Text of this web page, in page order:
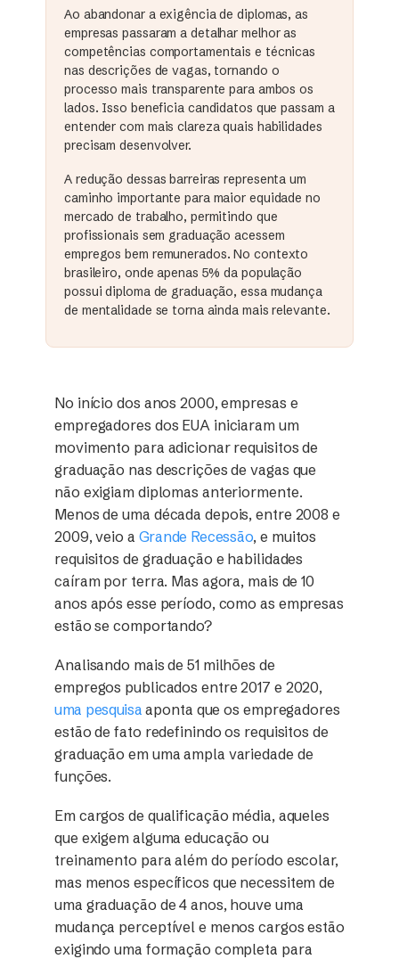
Ao abandonar a exigência de diplomas, as
empresas passaram a detalhar melhor as
competências comportamentais e técnicas
nas descrições de vagas, tornando o
processo mais transparente para ambos os
lados. Isso beneficia candidatos que passam a
entender com mais clareza quais habilidades
precisam desenvolver.
A redução dessas barreiras representa um
caminho importante para maior equidade no
mercado de trabalho, permitindo que
profissionais sem graduação acessem
empregos bem remunerados. No contexto
brasileiro, onde apenas 5% da população
possui diploma de graduação, essa mudança
de mentalidade se torna ainda mais relevante.
No início dos anos 2000, empresas e
empregadores dos EUA iniciaram um
movimento para adicionar requisitos de
graduação nas descrições de vagas que
não exigiam diplomas anteriormente.
Menos de uma década depois, entre 2008 e
2009, veio a Grande Recessão, e muitos
requisitos de graduação e habilidades
caíram por terra. Mas agora, mais de 10
anos após esse período, como as empresas
estão se comportando?
Analisando mais de 51 milhões de
empregos publicados entre 2017 e 2020,
uma pesquisa aponta que os empregadores
estão de fato redefinindo os requisitos de
graduação em uma ampla variedade de
funções.
Em cargos de qualificação média, aqueles
que exigem alguma educação ou
treinamento para além do período escolar,
mas menos específicos que necessitem de
uma graduação de 4 anos, houve uma
mudança perceptível e menos cargos estão
exigindo uma formação completa para